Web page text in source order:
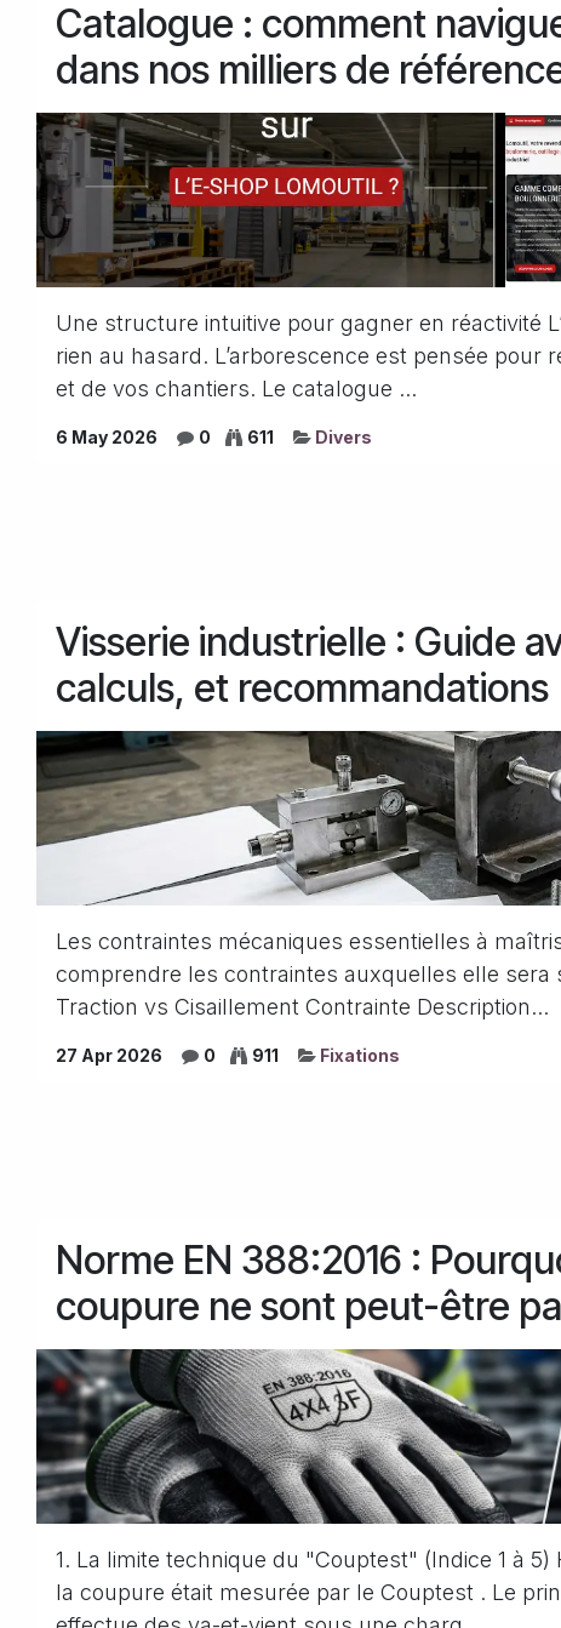
Catalogue : comment
dans nos milliers de
Une structure intuitive pour gagner en réactivité
rien au hasard. L’arborescence est pensée pour
et de vos chantiers. Le catalogue ...
6 May 2026 0 611 Divers
Visserie industrielle : Guide
calculs, et recommandations
Les contraintes mécaniques essentielles à
comprendre les contraintes auxquelles elle sera
Traction vs Cisaillement Contrainte Description...
27 Apr 2026 0 911 Fixations
Norme EN 388:2016 :
coupure ne sont peut-être
1. La limite technique du "Couptest" (Indice 1 à
la coupure était mesurée par le Couptest . Le